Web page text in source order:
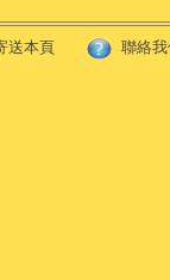
送本頁 聯絡